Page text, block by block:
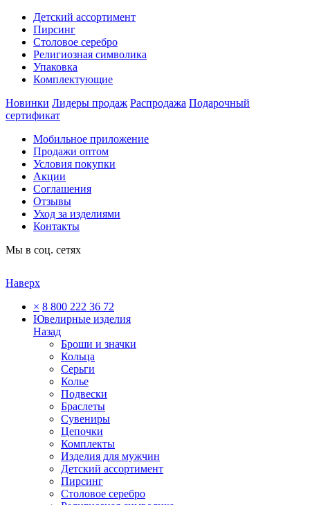
Детский ассортимент
Пирсинг
Столовое серебро
Религиозная символика
Упаковка
Комплектующие
Новинки Лидеры продаж Распродажа Подарочный
сертификат
Мобильное приложение
Продажи оптом
Условия покупки
Акции
Соглашения
Отзывы
Уход за изделиями
Контакты
Мы в соц. сетях
Наверх
× 8 800 222 36 72
Ювелирные изделия
Назад
Броши и значки
Кольца
Серьги
Колье
Подвески
Браслеты
Сувениры
Цепочки
Комплекты
Изделия для мужчин
Детский ассортимент
Пирсинг
Столовое серебро